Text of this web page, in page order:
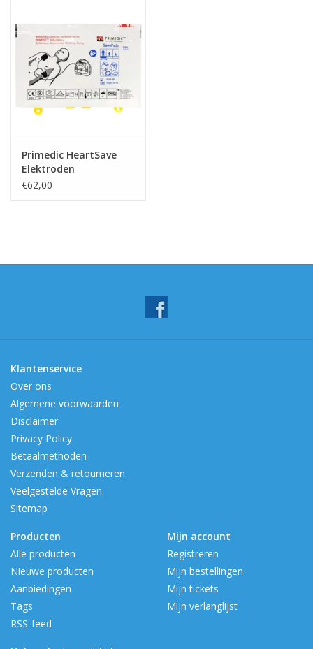
Primedic HeartSave
Elektroden
€62,00
Klantenservice
Over ons
Algemene voorwaarden
Disclaimer
Privacy Policy
Betaalmethoden
Verzenden & retourneren
Veelgestelde Vragen
Sitemap
Producten
Alle producten
Nieuwe producten
Aanbiedingen
Tags
RSS-feed
Mijn account
Registreren
Mijn bestellingen
Mijn tickets
Mijn verlanglijst